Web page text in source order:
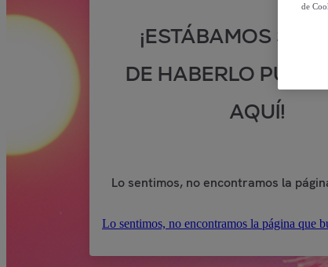
¡ESTÁBAMOS
DE HABERLO
AQUÍ!
Lo sentimos, no encontramos la
Lo sentimos, no encontramos la página que
de